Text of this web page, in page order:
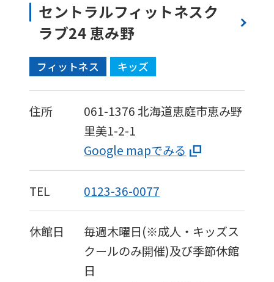
セントラルフィットネスク
ラブ24 恵み野
フィットネス キッズ
住所 061-1376北海道恵庭市恵み野
里美1-2-1
Google mapでみる
TEL 0123-36-0077
休館日
毎週木曜日(※成人・キッズス
クールのみ開催)及び季節休館
日